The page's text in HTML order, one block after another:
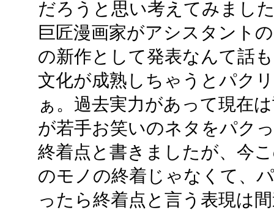
だろうと思い考えてみまし
巨匠漫画家がアシスタント
の新作として発表なんて話
文化が成熟しちゃうとパク
ぁ。過去実力があって現在
が若手お笑いのネタをパク
終着点と書きましたが、今
のモノの終着じゃなくて、
ったら終着点と言う表現は